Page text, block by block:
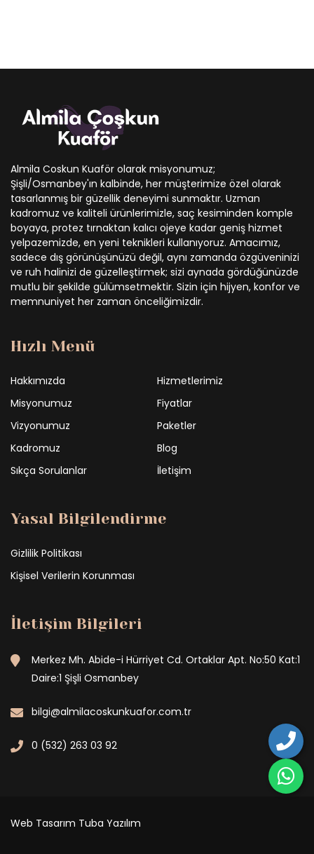
Almila Coskun Kuaför olarak misyonumuz;
Şişli/Osmanbey'ın kalbinde, her müşterimize özel olarak
tasarlanmış bir güzellik deneyimi sunmaktır. Uzman
kadromuz ve kaliteli ürünlerimizle, saç kesiminden komple
boyaya, protez tırnaktan kalıcı ojeye kadar geniş hizmet
yelpazemizde, en yeni teknikleri kullanıyoruz. Amacımız,
sadece dış görünüşünüzü değil, aynı zamanda özgüveninizi
ve ruh halinizi de güzelleştirmek; sizi aynada gördüğünüzde
mutlu bir şekilde gülümsetmektir. Sizin için hijyen, konfor ve
memnuniyet her zaman önceliğimizdir.
Hızlı Menü
Hakkımızda
Hizmetlerimiz
Misyonumuz
Fiyatlar
Vizyonumuz
Paketler
Kadromuz
Blog
Sıkça Sorulanlar
İletişim
Yasal Bilgilendirme
Gizlilik Politikası
Kişisel Verilerin Korunması
İletişim Bilgileri
Merkez Mh. Abide-i Hürriyet Cd. Ortaklar Apt. No:50 Kat:1
Daire:1 Şişli Osmanbey
bilgi@almilacoskunkuafor.com.tr
0 (532) 263 03 92
Web Tasarım Tuba Yazılım